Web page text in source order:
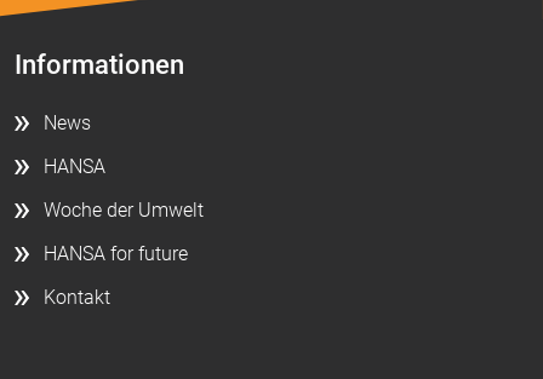
Informationen
News
HANSA
Woche der Umwelt
HANSA for future
Kontakt